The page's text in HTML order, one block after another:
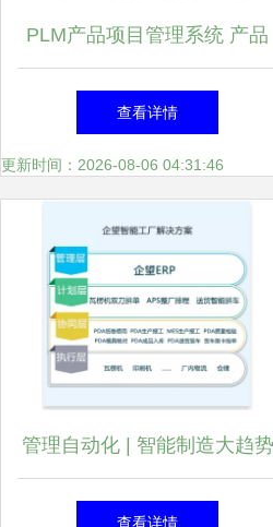
PLM产品项目管理系统 产品
全生命周期的功能、意义及天
心天思助力企业实践
查看详情
更新时间：2026-08-06 04:31:46
管理自动化 | 智能制造大趋势
下,纸包装企业如何智能起来?
查看详情